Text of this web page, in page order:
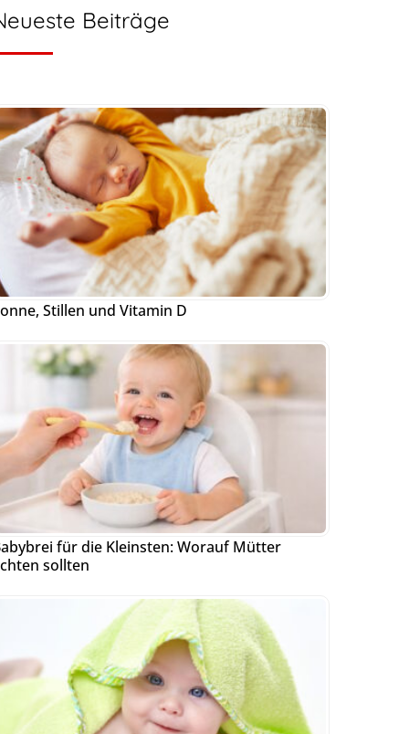
Beiträge
Stillen und Vitamin D
für die Kleinsten: Worauf Mütter
sollten